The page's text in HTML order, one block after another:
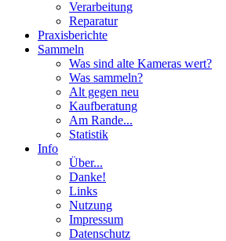
Verarbeitung
Reparatur
Praxisberichte
Sammeln
Was sind alte Kameras wert?
Was sammeln?
Alt gegen neu
Kaufberatung
Am Rande...
Statistik
Info
Über...
Danke!
Links
Nutzung
Impressum
Datenschutz